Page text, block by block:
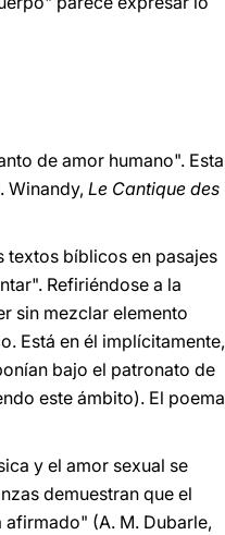
de amor humano". Esta
Winandy, Le Cantique des
textos bíblicos en pasajes
Refiriéndose a la
sin mezclar elemento
Está en él implícitamente,
bajo el patronato de
este ámbito). El poema
y el amor sexual se
demuestran que el
(A. M. Dubarle,